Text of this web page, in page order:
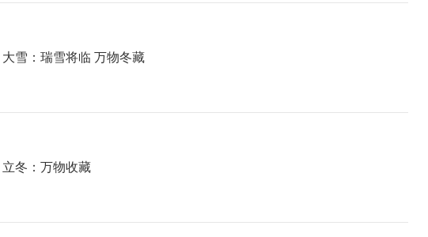
大雪：瑞雪将临 万物冬藏
立冬：万物收藏